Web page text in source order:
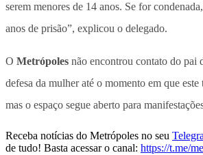
serem menores de 14 anos. Se for
anos de prisão”, explicou o delegado.
O Metrópoles não encontrou contato do pai
defesa da mulher até o momento em que
mas o espaço segue aberto para
Receba notícias do Metrópoles no seu
de tudo! Basta acessar o canal: https://t.me/